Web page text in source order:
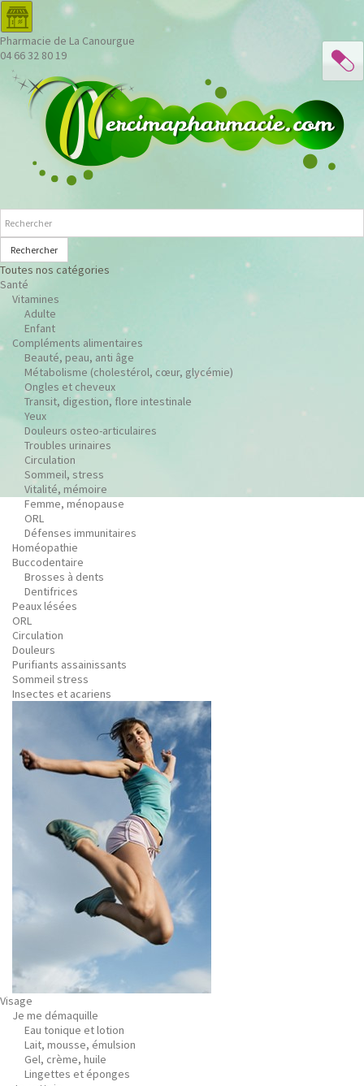
Pharmacie de La Canourgue
04 66 32 80 19
Rechercher
Toutes nos catégories
Santé
Vitamines
Adulte
Enfant
Compléments alimentaires
Beauté, peau, anti âge
Métabolisme (cholestérol, cœur, glycémie)
Ongles et cheveux
Transit, digestion, flore intestinale
Yeux
Douleurs osteo-articulaires
Troubles urinaires
Circulation
Sommeil, stress
Vitalité, mémoire
Femme, ménopause
ORL
Défenses immunitaires
Homéopathie
Buccodentaire
Brosses à dents
Dentifrices
Peaux lésées
ORL
Circulation
Douleurs
Purifiants assainissants
Sommeil stress
Insectes et acariens
Visage
Je me démaquille
Eau tonique et lotion
Lait, mousse, émulsion
Gel, crème, huile
Lingettes et éponges